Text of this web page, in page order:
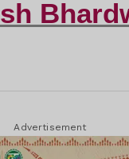
Advertisement